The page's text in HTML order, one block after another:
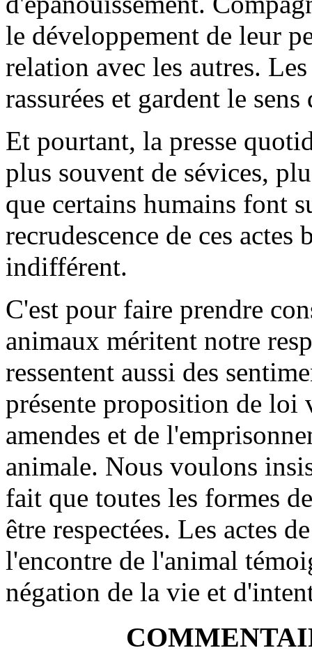
le développement de leur
relation avec les autres.
rassurées et gardent le
Et pourtant, la presse
plus souvent de sévices,
que certains humains font
recrudescence de ces actes
indifférent.
C'est pour faire prendre
animaux méritent notre
ressentent aussi des
présente proposition de loi
amendes et de
animale. Nous voulons
fait que toutes les formes
être respectées. Les actes
l'encontre de l'animal
négation de la vie et